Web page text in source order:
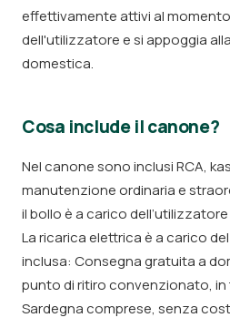
effettivamente attivi al
dell'utilizzatore e si appoggia
domestica.
Cosa include il canone?
Nel canone sono inclusi RCA,
manutenzione ordinaria e
il bollo è a carico
La ricarica elettrica è a carico
inclusa: Consegna gratuita a
punto di ritiro convenzionato, in
Sardegna comprese, senza